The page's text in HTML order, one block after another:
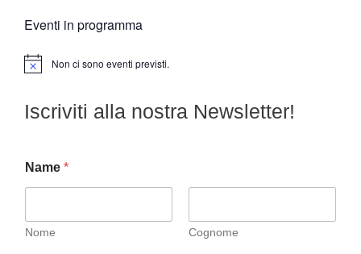
Eventi in programma
N
c
Non ci sono eventi previsti.
Iscriviti alla nostra Newsletter!
Name *
Nome Cognome